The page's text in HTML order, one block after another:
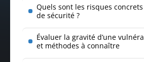
Quels sont les risques
de sécurité ?
Évaluer la gravité d’une
et méthodes à connaître